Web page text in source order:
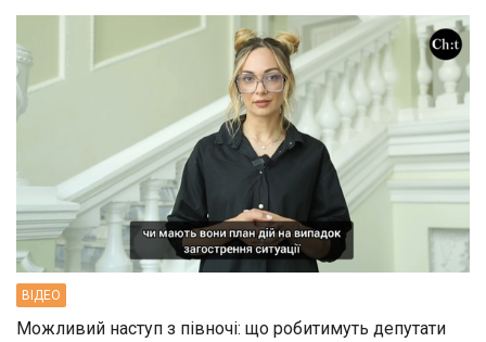
ВIДЕО
Можливий наступ з півночі: що робитимуть депутати